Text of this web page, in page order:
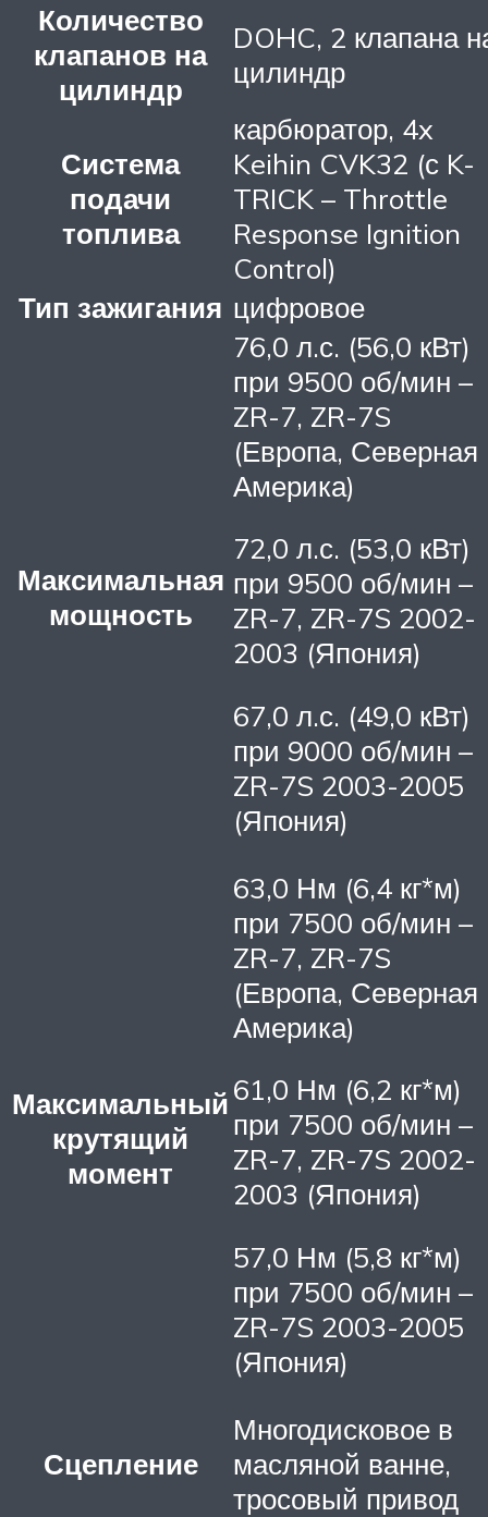
Количество
клапанов на
цилиндр
DOHC, 2 клапана
цилиндр
Система
подачи
топлива
карбюратор, 4x
Keihin CVK32 (с K-
TRICK – Throttle
Response Ignition
Control)
Тип зажигания цифровое
Максимальная
мощность
76,0 л.с. (56,0 кВт)
при 9500 об/мин –
ZR-7, ZR-7S
(Европа, Северная
Америка)
72,0 л.с. (53,0 кВт)
при 9500 об/мин –
ZR-7, ZR-7S 2002-
2003 (Япония)
67,0 л.с. (49,0 кВт)
при 9000 об/мин –
ZR-7S 2003-2005
(Япония)
Максимальный
крутящий
момент
63,0 Нм (6,4 кг*м)
при 7500 об/мин –
ZR-7, ZR-7S
(Европа, Северная
Америка)
61,0 Нм (6,2 кг*м)
при 7500 об/мин –
ZR-7, ZR-7S 2002-
2003 (Япония)
57,0 Нм (5,8 кг*м)
при 7500 об/мин –
ZR-7S 2003-2005
(Япония)
Сцепление
Многодисковое в
масляной ванне,
тросовый привод